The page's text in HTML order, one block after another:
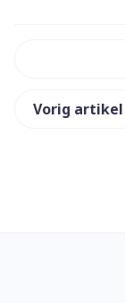
Vorig artikel